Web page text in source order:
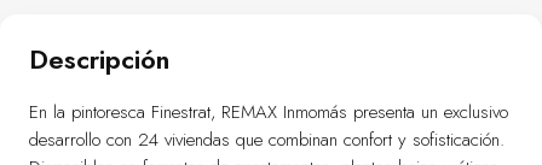
Descripción
En la pintoresca Finestrat, REMAX Inmomás presenta un exclusivo
desarrollo con 24 viviendas que combinan confort y sofisticación.